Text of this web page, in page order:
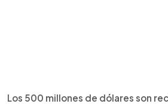
Los 500 millones de dólares son